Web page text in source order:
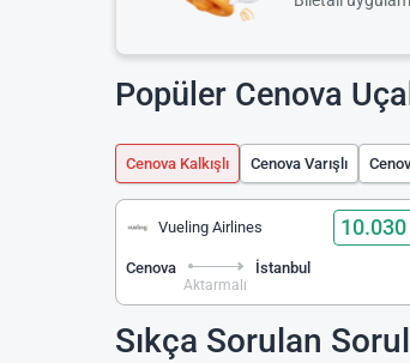
Popüler Cenova
Cenova Kalkışlı Cenova Varışlı
Vueling Airlines
Cenova
Aktarmalı
İstanbul
Sıkça Sorulan